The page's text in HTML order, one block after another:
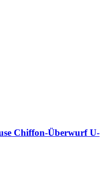
Chiffon-Überwurf U-